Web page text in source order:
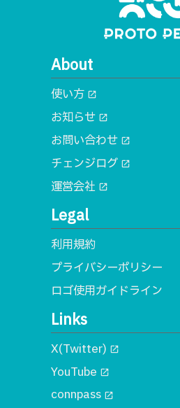
About
使い方 open_in_new
お知らせ open_in_new
お問い合わせ open_in_new
チェンジログ open_in_new
運営会社 open_in_new
Legal
利用規約
プライバシーポリシー
ロゴ使用ガイドライン
Links
X(Twitter) open_in_new
YouTube open_in_new
connpass open_in_new